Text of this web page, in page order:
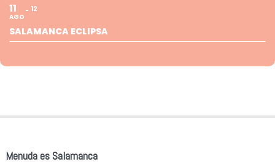
11
AGO
12
SALAMANCA ECLIPSA
Menuda es Salamanca